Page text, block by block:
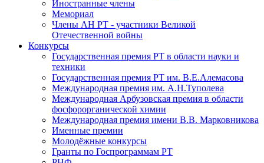
Иностранные члены
Мемориал
Члены АН РТ - участники Великой
Отечественной войны
Конкурсы
Государственная премия РТ в области науки и
техники
Государственная премия РТ им. В.Е.Алемасова
Международная премия им. А.Н.Туполева
Международная Арбузовская премия в области
фосфорорганической химии
Международная премия имени В.В. Марковникова
Именные премии
Молодёжные конкурсы
Гранты по Госпрограммам РТ